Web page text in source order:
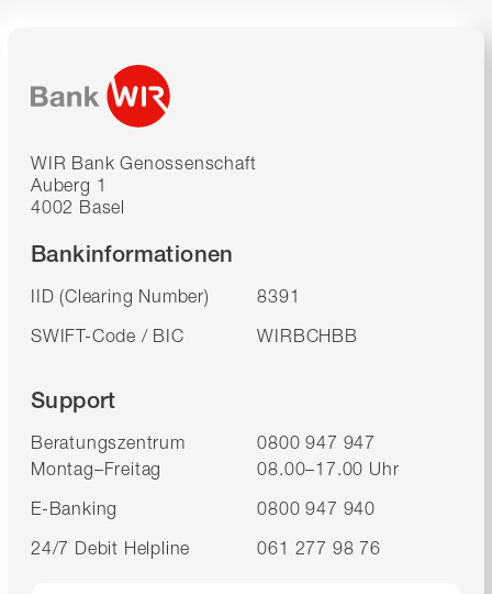
WIR Bank Genossenschaft
Auberg 1
4002 Basel
Bankinformationen
IID (Clearing Number)
8391
SWIFT-Code / BIC
WIRBCHBB
Support
Beratungszentrum
0800 947 947
Montag–Freitag
08.00–17.00 Uhr
E-Banking
0800 947 940
24/7 Debit Helpline
061 277 98 76